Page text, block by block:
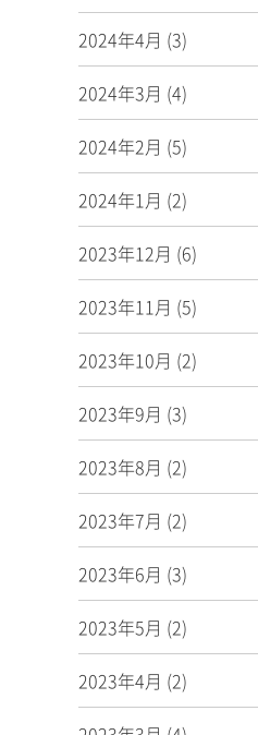
2024年4月 (3)
2024年3月 (4)
2024年2月 (5)
2024年1月 (2)
2023年12月 (6)
2023年11月 (5)
2023年10月 (2)
2023年9月 (3)
2023年8月 (2)
2023年7月 (2)
2023年6月 (3)
2023年5月 (2)
2023年4月 (2)